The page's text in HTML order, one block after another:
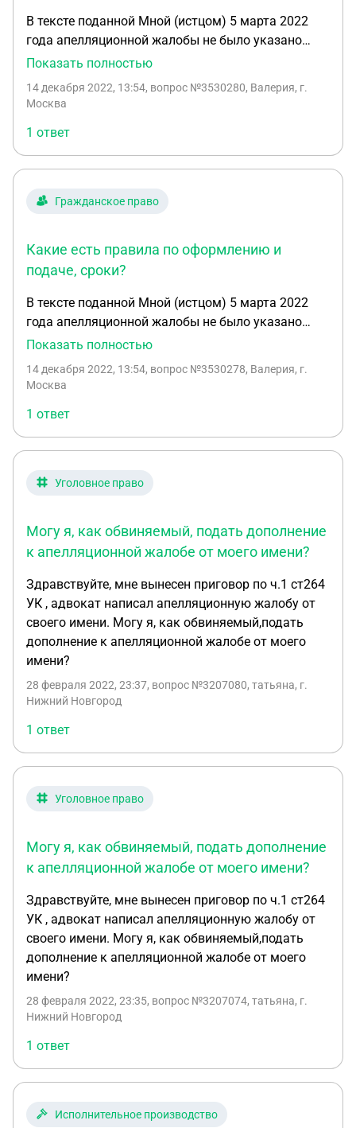
В тексте поданной Мной (истцом) 5 марта 2022
года апелляционной жалобы не было указано
нарушение конкретных статей законов РФ. Сейчас
фактически тот же текст, но с указанными
на такой вопрос: как следует оформить
дополнение? Какие есть правила по оформлению
и подаче, сроки? Надо ли составлять и
прикладывать сопроводительное письмо при
подаче дополнений к апелляционной жалобе в
Показать полностью
14 декабря 2022, 13:54, вопрос №3530280, Валерия, г.
Москва
1 ответ
Гражданское право
Какие есть правила по оформлению и
подаче, сроки?
В тексте поданной Мной (истцом) 5 марта 2022
года апелляционной жалобы не было указано
нарушение конкретных статей законов РФ. Сейчас
фактически тот же текст, но с указанными
на такой вопрос: как следует оформить
дополнение? Какие есть правила по оформлению
и подаче, сроки? Надо ли составлять и
прикладывать сопроводительное письмо при
подаче дополнений к апелляционной жалобе в
Показать полностью
14 декабря 2022, 13:54, вопрос №3530278, Валерия, г.
Москва
1 ответ
Уголовное право
Могу я, как обвиняемый, подать дополнение
к апелляционной жалобе от моего имени?
Здравствуйте, мне вынесен приговор по ч.1 ст264
УК , адвокат написал апелляционную жалобу от
своего имени. Могу я, как обвиняемый,подать
дополнение к апелляционной жалобе от моего
имени?
28 февраля 2022, 23:37, вопрос №3207080, татьяна, г.
Нижний Новгород
1 ответ
Уголовное право
Могу я, как обвиняемый, подать дополнение
к апелляционной жалобе от моего имени?
Здравствуйте, мне вынесен приговор по ч.1 ст264
УК , адвокат написал апелляционную жалобу от
своего имени. Могу я, как обвиняемый,подать
дополнение к апелляционной жалобе от моего
имени?
28 февраля 2022, 23:35, вопрос №3207074, татьяна, г.
Нижний Новгород
1 ответ
Исполнительное производство